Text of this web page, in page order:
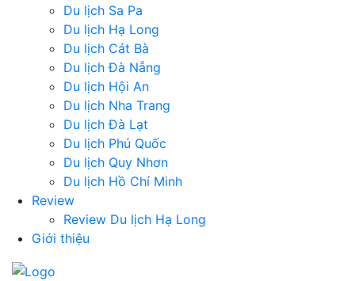
Du lịch Sa Pa
Du lịch Hạ Long
Du lịch Cát Bà
Du lịch Đà Nẵng
Du lịch Hội An
Du lịch Nha Trang
Du lịch Đà Lạt
Du lịch Phú Quốc
Du lịch Quy Nhơn
Du lịch Hồ Chí Minh
Review
Review Du lịch Hạ Long
Giới thiệu